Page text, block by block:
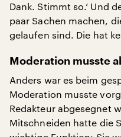
Dank. Stimmt so.‘ Und
paar Sachen machen,
gelaufen sind. Die hat
Moderation musste
Anders war es beim
Moderation musste
Redakteur abgesegnet
Mitschneiden hatte die